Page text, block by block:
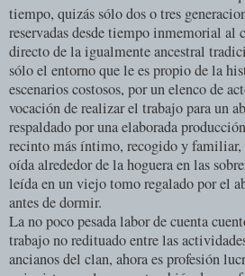
tiempo, quizás sólo dos o tres
reservadas desde tiempo inmemorial al
directo de la igualmente ancestral
sólo el entorno que le es propio de la
escenarios costosos, por un elenco de
vocación de realizar el trabajo para un
respaldado por una elaborada
recinto más íntimo, recogido y familiar,
oída alrededor de la hoguera en las
leída en un viejo tomo regalado por el
antes de dormir.
La no poco pesada labor de cuenta
trabajo no redituado entre las
ancianos del clan, ahora es profesión